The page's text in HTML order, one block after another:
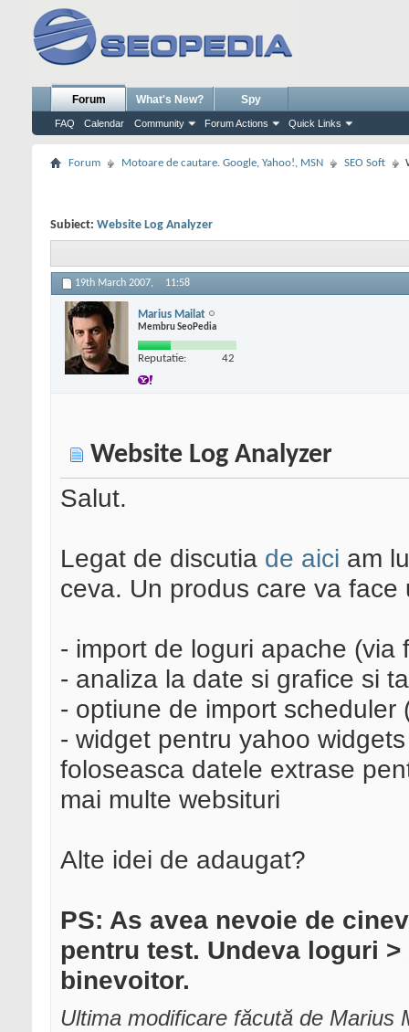
Forum
FAQ Calendar Community Forum Actions Quick Links
What's New? Spy
Forum Motoare de cautare. Google, Yahoo!, MSN SEO Soft
Subiect: Website Log Analyzer
19th March 2007, 11:58
Marius Mailat
Membru SeoPedia
Reputatie: 42
Website Log Analyzer
Salut.
Legat de discutia de aici am
ceva. Un produs care va face
- import de loguri apache (via
- analiza la date si grafice si
- optiune de import scheduler
- widget pentru yahoo
foloseasca datele extrase
mai multe websituri
Alte idei de adaugat?
PS: As avea nevoie de
pentru test. Undeva loguri
binevoitor.
Ultima modificare făcută de